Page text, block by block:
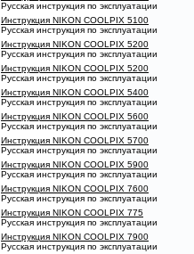
Русская инструкция по эксплуатации
Инструкция NIKON COOLPIX 5100
Русская инструкция по эксплуатации
Инструкция NIKON COOLPIX 5200
Русская инструкция по эксплуатации
Инструкция NIKON COOLPIX 5200
Русская инструкция по эксплуатации
Инструкция NIKON COOLPIX 5400
Русская инструкция по эксплуатации
Инструкция NIKON COOLPIX 5600
Русская инструкция по эксплуатации
Инструкция NIKON COOLPIX 5700
Русская инструкция по эксплуатации
Инструкция NIKON COOLPIX 5900
Русская инструкция по эксплуатации
Инструкция NIKON COOLPIX 7600
Русская инструкция по эксплуатации
Инструкция NIKON COOLPIX 775
Русская инструкция по эксплуатации
Инструкция NIKON COOLPIX 7900
Русская инструкция по эксплуатации